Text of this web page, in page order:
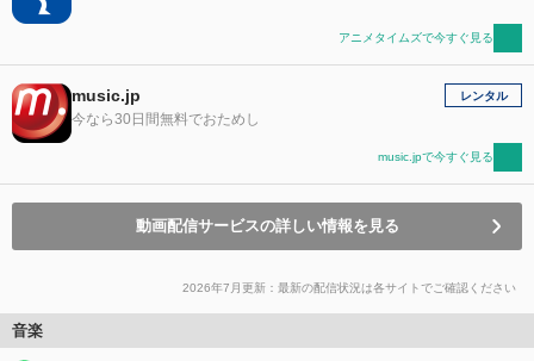
アニメタイムズで今すぐ見る
music.jp
今なら30日間無料でおためし
レンタル
music.jpで今すぐ見る
動画配信サービスの詳しい情報を見る
2026年7月更新：最新の配信状況は各サイトでご確認ください
音楽